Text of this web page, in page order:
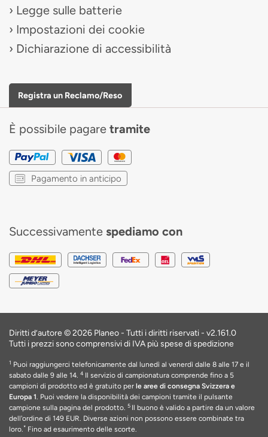
Legge sulle batterie
Impostazioni dei cookie
Dichiarazione di accessibilità
Registra un Reclamo/Reso
È possibile pagare tramite
Pagamento in anticipo
Successivamente spediamo con
Diritti d’autore © 2026 Planeo - Tutti i diritti riservati - v2.161.0
Tutti i prezzi sono comprensivi di IVA più spese di spedizione
1 Puoi raggiungerci telefonicamente dal lunedì al venerdì dalle 8 alle 17 e il
sabato dalle 9 alle 14. 4 Il servizio di campionatura comprende fino a 5
campioni di prodotto ed è gratuito per le aree di consegna Svizzera e
Europa 1. Puoi vedere la disponibilità dei campioni tramite il pulsante
campione sulla pagina del prodotto. 5 Il buono è valido a partire da un valore
dell'ordine di 149 EUR. Diverse azioni non possono essere combinate tra
loro.* Fino ad esaurimento delle scorte.